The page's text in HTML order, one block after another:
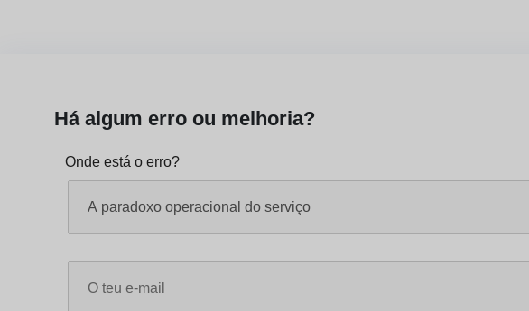
Há algum erro ou melhoria?
Onde está o erro?